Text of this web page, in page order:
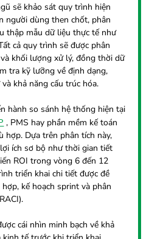
sẽ khảo sát quy trình hiện
người dùng then chốt, phân
thập mẫu dữ liệu thực tế như
cả quy trình sẽ được phân
khối lượng xử lý, đồng thời dữ
tra kỹ lưỡng về định dạng,
khả năng cấu trúc hóa.
hành so sánh hệ thống hiện tại
, PMS hay phần mềm kế toán
hợp. Dựa trên phân tích này,
ích sơ bộ như thời gian tiết
ROI trong vòng 6 đến 12
triển khai chi tiết được đề
kế hoạch sprint và phân
cái nhìn minh bạch về khả